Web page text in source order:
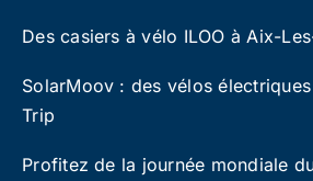
Des casiers à vélo ILOO à Aix-
SolarMoov : des vélos
Trip
Profitez de la journée mondiale